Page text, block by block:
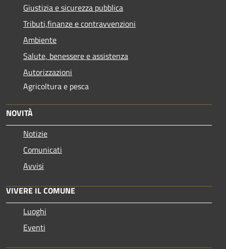
Giustizia e sicurezza pubblica
Tributi,finanze e contravvenzioni
Ambiente
Salute, benessere e assistenza
Autorizzazioni
Agricoltura e pesca
NOVITÀ
Notizie
Comunicati
Avvisi
VIVERE IL COMUNE
Luoghi
Eventi